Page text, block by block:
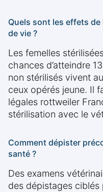
Quels sont les effets de
de vie ?
Les femelles
chances d’atteindre
non stérilisés vivent
ceux opérés jeune. Il
légales rottweiler
stérilisation avec le
Comment dépister
santé ?
Des examens
des dépistages ciblés